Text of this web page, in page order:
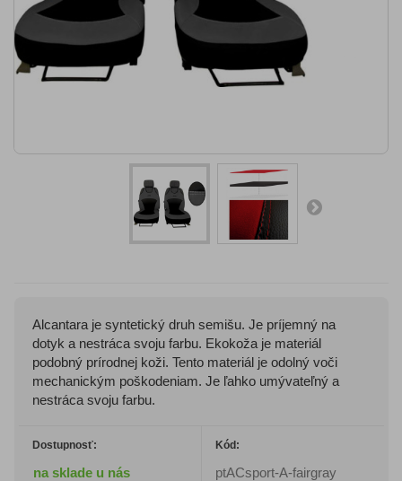
Alcantara je syntetický druh semišu. Je príjemný na
dotyk a nestráca svoju farbu. Ekokoža je materiál
podobný prírodnej koži. Tento materiál je odolný voči
mechanickým poškodeniam. Je ľahko umývateľný a
nestráca svoju farbu.
Dostupnosť:
na sklade u nás
Kód:
ptACsport-A-fairgray